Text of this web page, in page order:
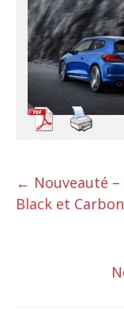
← Nouveauté
Black et